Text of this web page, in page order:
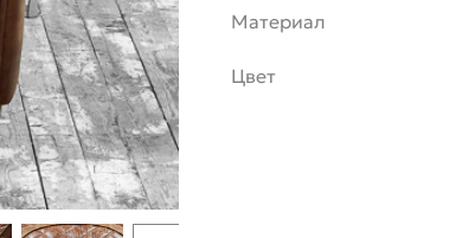
Материал
Цвет